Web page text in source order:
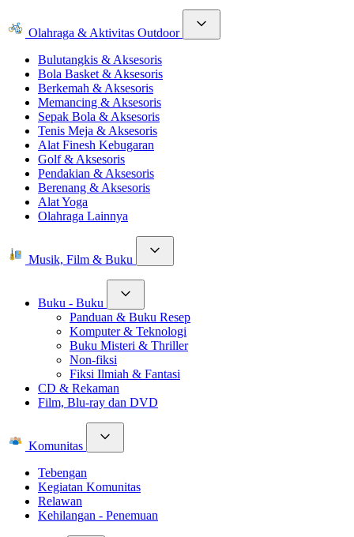
Olahraga & Aktivitas Outdoor
Bulutangkis & Aksesoris
Bola Basket & Aksesoris
Berkemah & Aksesoris
Memancing & Aksesoris
Sepak Bola & Aksesoris
Tenis Meja & Aksesoris
Alat Finesh Kebugaran
Golf & Aksesoris
Pendakian & Aksesoris
Berenang & Aksesoris
Alat Yoga
Olahraga Lainnya
Musik, Film & Buku
Buku - Buku
Panduan & Buku Resep
Komputer & Teknologi
Buku Misteri & Thriller
Non-fiksi
Fiksi Ilmiah & Fantasi
CD & Rekaman
Film, Blu-ray dan DVD
Komunitas
Tebengan
Kegiatan Komunitas
Relawan
Kehilangan - Penemuan